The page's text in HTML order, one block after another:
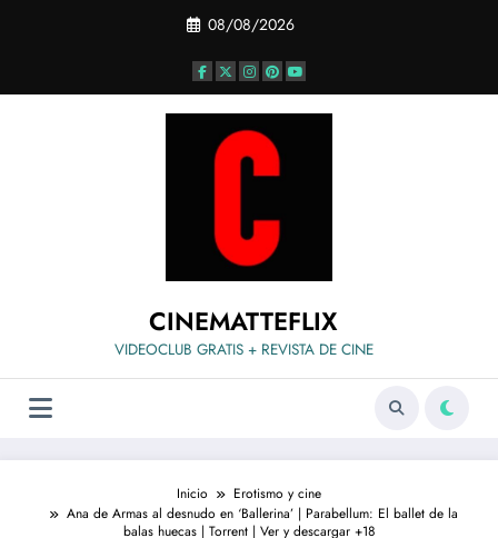
08/08/2026
CINEMATTEFLIX
VIDEOCLUB GRATIS + REVISTA DE CINE
Inicio
Erotismo y cine
Ana de Armas al desnudo en ‘Ballerina’ | Parabellum: El ballet de la
balas huecas | Torrent | Ver y descargar +18